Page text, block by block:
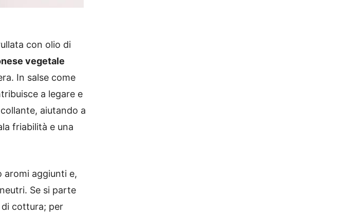
con olio di
vegetale
In salse come
a legare e
aiutando a
friabilità e una
aromi aggiunti e,
Se si parte
di cottura; per